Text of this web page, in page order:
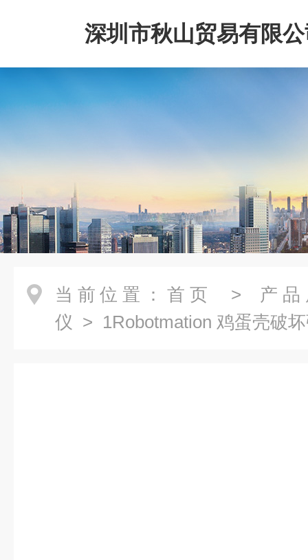
深圳市秋山贸易有限
当前位置： 首页 > 产
仪 > 1Robotmation 鸡蛋壳破